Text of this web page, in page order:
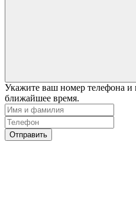
Укажите ваш номер телефона
ближайшее время.
Отправить